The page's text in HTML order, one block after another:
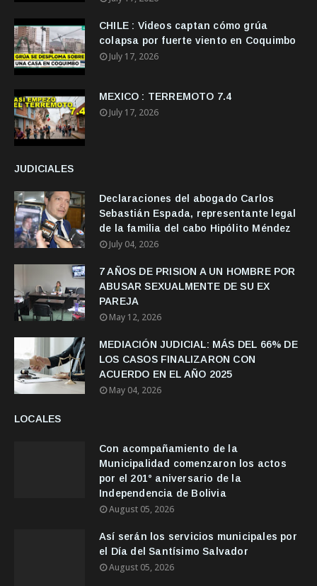
CHILE : Videos captan cómo grúa
colapsa por fuerte viento en Coquimbo
July 17, 2026
MEXICO : TERREMOTO 7.4
July 17, 2026
JUDICIALES
Declaraciones del abogado Carlos
Sebastián Espada, representante legal
de la familia del cabo Hipólito Méndez
July 04, 2026
7 AÑOS DE PRISION A UN HOMBRE POR
ABUSAR SEXUALMENTE DE SU EX
PAREJA
May 12, 2026
MEDIACIÓN JUDICIAL: MÁS DEL 66% DE
LOS CASOS FINALIZARON CON
ACUERDO EN EL AÑO 2025
May 04, 2026
LOCALES
Con acompañamiento de la
Municipalidad comenzaron los actos
por el 201° aniversario de la
Independencia de Bolivia
August 05, 2026
Así serán los servicios municipales por
el Día del Santísimo Salvador
August 05, 2026